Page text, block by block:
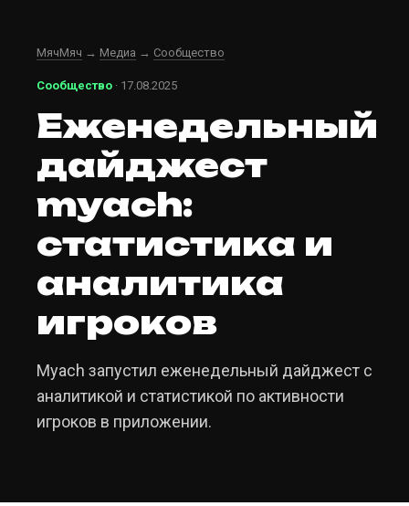
МячМяч → Медиа → Сообщество
Сообщество · 17.08.2025
Еженедельный
дайджест
myach:
статистика и
аналитика
игроков
Myach запустил еженедельный дайджест с
аналитикой и статистикой по активности
игроков в приложении.